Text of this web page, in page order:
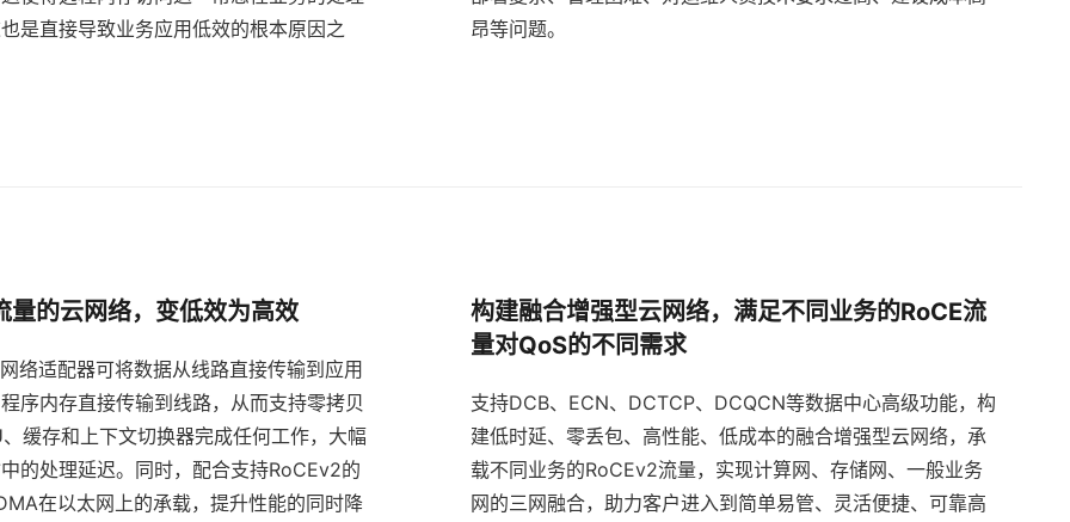
是直接导致业务应用低效的根本原因之
昂等问题。
量的云网络，变低效为高效
络适配器可将数据从线路直接传输到应用
序内存直接传输到线路，从而支持零拷贝
缓存和上下文切换器完成任何工作，大幅
的处理延迟。同时，配合支持RoCEv2的
在以太网上的承载，提升性能的同时降
构建融合增强型云网络，满足不同业务的RoCE流
量对QoS的不同需求
支持DCB、ECN、DCTCP、DCQCN等数据中心高级功能，构
建低时延、零丢包、高性能、低成本的融合增强型云网络，承
载不同业务的RoCEv2流量，实现计算网、存储网、一般业务
网的三网融合，助力客户进入到简单易管、灵活便捷、可靠高